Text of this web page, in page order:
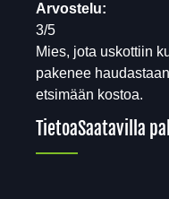
Arvostelu:
3/5
Mies, jota uskottiin
pakenee
etsimään kostoa.
TietoaSaatavilla